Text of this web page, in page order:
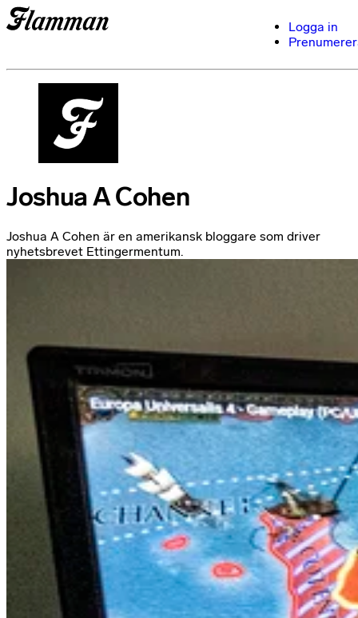
Logga in
Joshua A Cohen
Joshua A Cohen är en amerikansk bloggare som driver
nyhetsbrevet Ettingermentum.